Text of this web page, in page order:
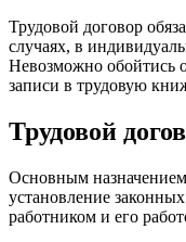
Трудовой договор
случаях, в
Невозможно обойтись
записи в трудовую
Трудовой
Основным назначением
установление
работником и его